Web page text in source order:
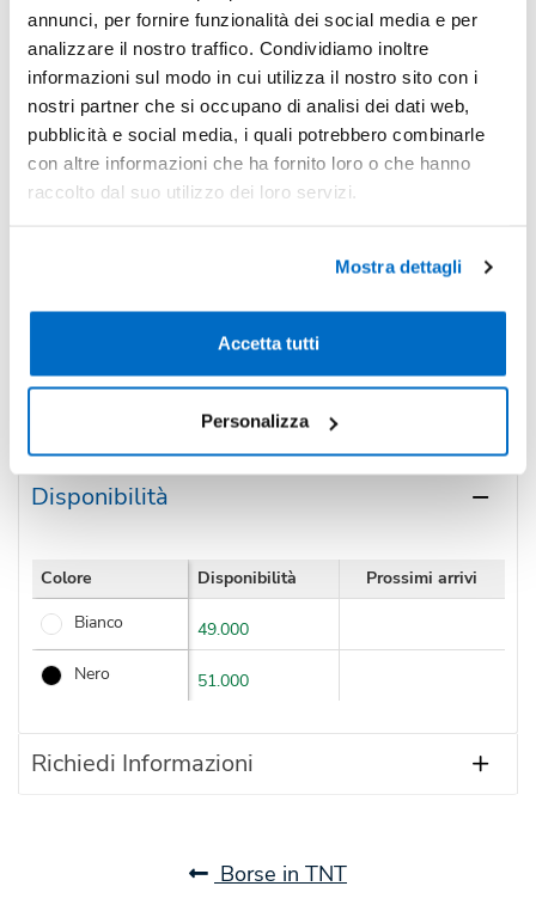
annunci, per fornire funzionalità dei social media e per
analizzare il nostro traffico. Condividiamo inoltre
informazioni sul modo in cui utilizza il nostro sito con i
nostri partner che si occupano di analisi dei dati web,
pubblicità e social media, i quali potrebbero combinarle
con altre informazioni che ha fornito loro o che hanno
raccolto dal suo utilizzo dei loro servizi.
Mostra dettagli
Accetta tutti
Personalizza
Pezzi 500 -15% € 0,24
Pezzi 1000 -24% € 0,21
Pezzi 3000 -29% € 0,20
*Prezzi prodotto per quantità merce neutra e prezzi IVA
Non trovi la quantità in tabella?Calcola il preventivo
1000pz.Prezzo unitario:€ 0,26IVA incl.Totale:€ 256,20
Disponibilità
Colore Disponibilità
Prossimi arrivi
Bianco
49.000
Nero
51.000
Richiedi Informazioni
Borse in TNT